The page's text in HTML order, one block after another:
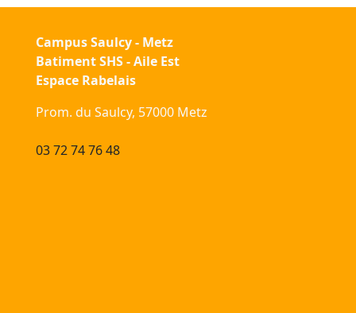
Campus Saulcy - Metz
Batiment SHS - Aile Est
Espace Rabelais
Prom. du Saulcy, 57000 Metz
03 72 74 76 48